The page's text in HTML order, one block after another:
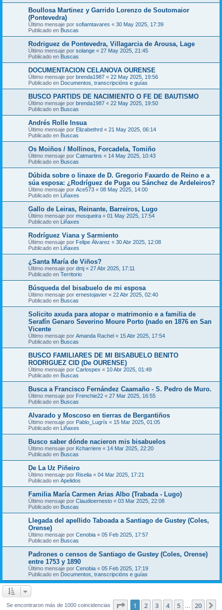
Boullosa Martinez y Garrido Lorenzo de Soutomaior
(Pontevedra)
Último mensaje por sofiamtavares « 30 May 2025, 17:39
Publicado en Buscas
Rodriguez de Pontevedra, Villagarcia de Arousa, Lage
Último mensaje por solange « 27 May 2025, 21:45
Publicado en Buscas
DOCUMENTACION CELANOVA OURENSE
Último mensaje por brenda1987 « 22 May 2025, 19:56
Publicado en Documentos, transcripcións e guías
BUSCO PARTIDS DE NACIMIENTO O FE DE BAUTISMO
Último mensaje por brenda1987 « 22 May 2025, 19:50
Publicado en Buscas
Andrés Rolle Insua
Último mensaje por Elizabethrd « 21 May 2025, 06:14
Publicado en Buscas
Os Moiños / Mollinos, Forcadela, Tomiño
Último mensaje por Catmartins « 14 May 2025, 10:43
Publicado en Buscas
Dúbida sobre o linaxe de D. Gregorio Faxardo de Reino e a
súa esposa: ¿Rodríguez de Puga ou Sánchez de Ardeleiros?
Último mensaje por Ace573 « 08 May 2025, 14:00
Publicado en Liñaxes
Gallo de Leiras, Reinante, Barreiros, Lugo
Último mensaje por mosqueira « 01 May 2025, 17:54
Publicado en Liñaxes
Rodríguez Viana y Sarmiento
Último mensaje por Felipe Álvarez « 30 Abr 2025, 12:08
Publicado en Liñaxes
¿Santa María de Viños?
Último mensaje por dmj « 27 Abr 2025, 17:11
Publicado en Territorio
Búsqueda del bisabuelo de mi esposa
Último mensaje por ernestojavier « 22 Abr 2025, 02:40
Publicado en Buscas
Solicito axuda para atopar o matrimonio e a familia de
Serafín Genaro Severino Moure Porto (nado en 1876 en San
Vicente
Último mensaje por Amanda Rachel « 15 Abr 2025, 17:54
Publicado en Buscas
BUSCO FAMILIARES DE MI BISABUELO BENITO
RODRIGUEZ CID (De OURENSE)
Último mensaje por Carlospex « 10 Abr 2025, 01:49
Publicado en Buscas
Busca a Francisco Fernández Caamaño - S. Pedro de Muro.
Último mensaje por Frenchie22 « 27 Mar 2025, 16:55
Publicado en Buscas
Alvarado y Moscoso en tierras de Bergantiños
Último mensaje por Pablo_Lugrís « 15 Mar 2025, 01:05
Publicado en Liñaxes
Busco saber dónde nacieron mis bisabuelos
Último mensaje por Kcharriere « 14 Mar 2025, 22:20
Publicado en Buscas
De La Uz Piñeiro
Último mensaje por Riselia « 04 Mar 2025, 17:21
Publicado en Apelidos
Familia María Carmen Arias Albo (Trabada - Lugo)
Último mensaje por Claudioernesto « 03 Mar 2025, 22:08
Publicado en Buscas
Llegada del apellido Taboada a Santiago de Gustey (Coles,
Orense)
Último mensaje por Cenobia « 05 Feb 2025, 17:57
Publicado en Buscas
Padrones o censos de Santiago de Gustey (Coles, Orense)
entre 1753 y 1890
Último mensaje por Cenobia « 05 Feb 2025, 17:19
Publicado en Documentos, transcripcións e guías
Se encontraron más de 1000 coincidencias Página de 20
1 2 3 4 5 20